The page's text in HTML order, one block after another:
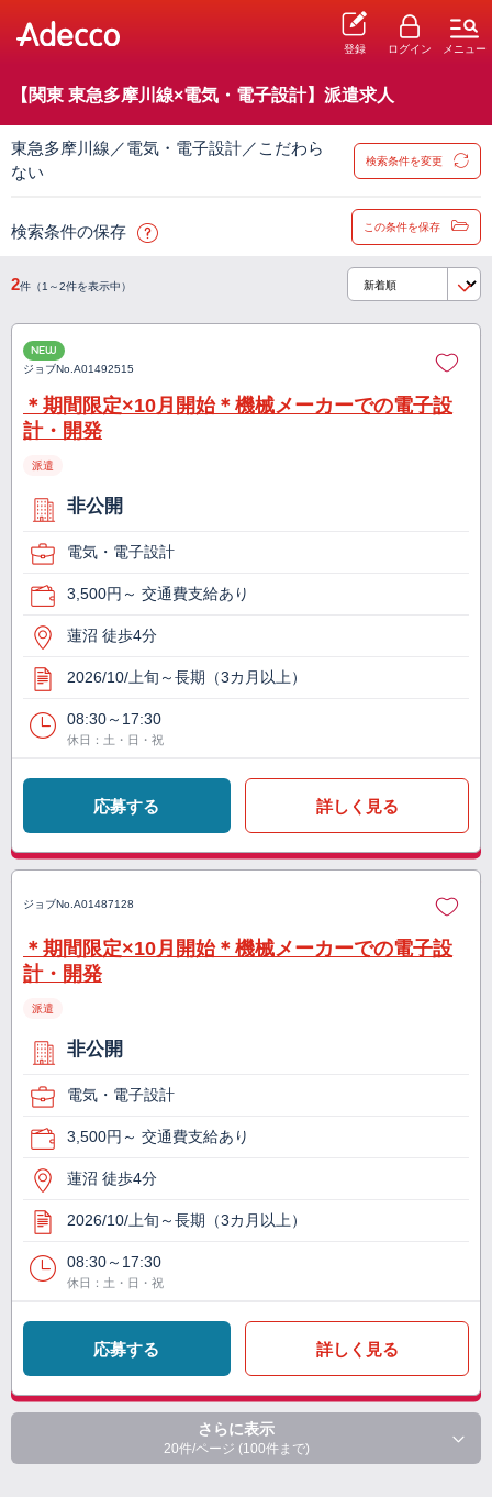
登録 ログイン メニュー
【関東 東急多摩川線×電気・電子設計】派遣求人
東急多摩川線／電気・電子設計／こだわら
ない
検索条件を変更
検索条件の保存 この条件を保存
2件（1～2件を表示中）
NEW
ジョブNo.A01492515
＊期間限定×10月開始＊機械メーカーでの電子設
計・開発
派遣
非公開
電気・電子設計
3,500円～ 交通費支給あり
蓮沼 徒歩4分
2026/10/上旬～長期（3カ月以上）
08:30～17:30
休日：土・日・祝
応募する 詳しく見る
ジョブNo. A01487128
＊期間限定×10月開始＊機械メーカーでの電子設
計・開発
派遣
非公開
電気・電子設計
3,500円～ 交通費支給あり
蓮沼 徒歩4分
2026/10/上旬～長期（3カ月以上）
08:30～17:30
休日：土・日・祝
応募する 詳しく見る
さらに表示
20件/ページ (100件まで)